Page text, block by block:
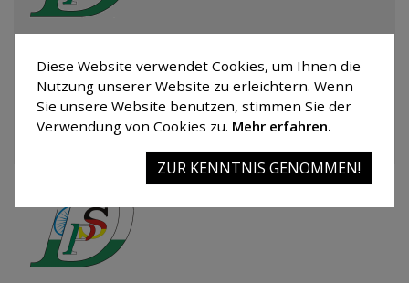
Diese Website verwendet Cookies, um Ihnen die
Nutzung unserer Website zu erleichtern. Wenn
Sie unsere Website benutzen, stimmen Sie der
Verwendung von Cookies zu. Mehr erfahren.
ZUR KENNTNIS GENOMMEN!
Tomatensoße mit Parmesan
11,00 EUR